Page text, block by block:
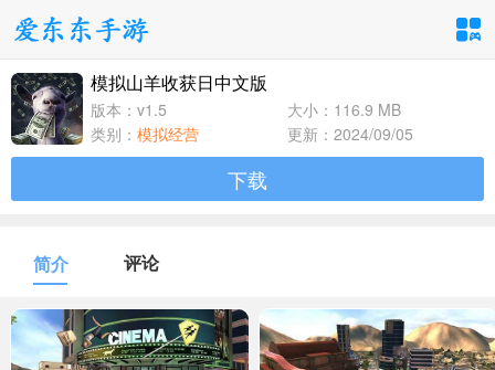
手游分类
卡牌回合
1百+款手游
1百+款手游
体育竞速
1百+款手游
冒险解谜
1百+款手游
模拟经营
1百+款手游
模拟山羊收获日中文版
版本：v1.5
大小：116.9 MB
类别： 模拟经营 更新：2024/09/05
下载
简介 评论